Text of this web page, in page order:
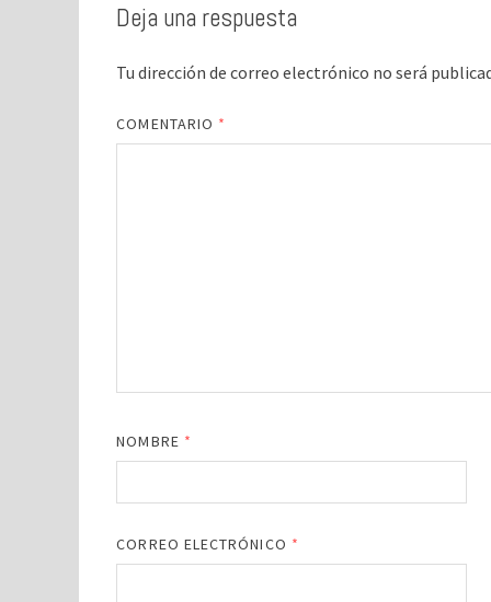
Deja una respuesta
Tu dirección de correo electrónico no será
COMENTARIO *
NOMBRE *
CORREO ELECTRÓNICO *